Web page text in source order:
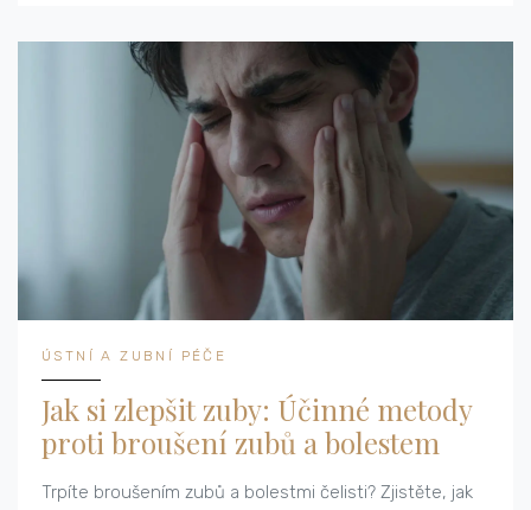
ÚSTNÍ A ZUBNÍ PÉČE
Jak si zlepšit zuby: Účinné metody
proti broušení zubů a bolestem
Trpíte broušením zubů a bolestmi čelisti? Zjistěte, jak